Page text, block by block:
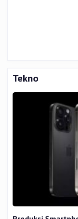
Tekno